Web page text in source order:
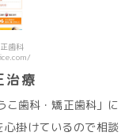
歯科
治療
こ歯科・矯正歯科」に
掛けているので相談